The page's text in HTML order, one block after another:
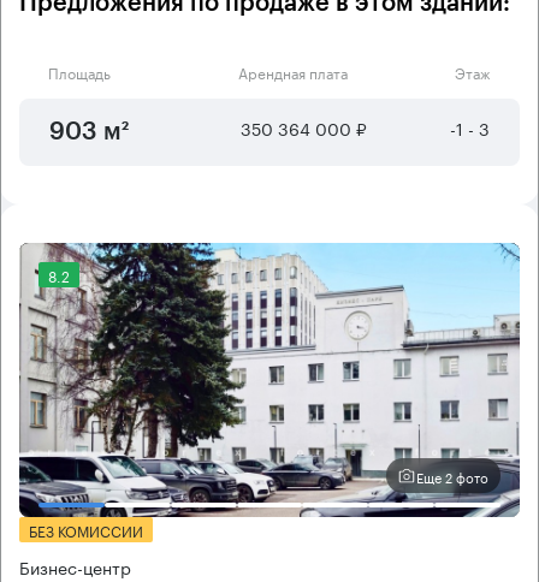
Площадь Арендная плата Этаж
903 м² 350 364 000 ₽ -1 - 3
8.2
Еще 2 фото
БЕЗ КОМИССИИ
Бизнес-центр